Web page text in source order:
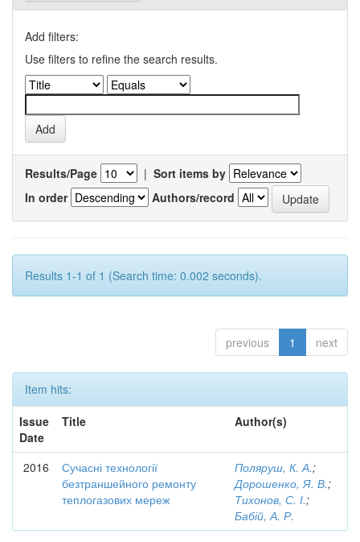
Add filters:
Use filters to refine the search results.
Results/Page | Sort items by
In order
Authors/record
Results 1-1 of 1 (Search time: 0.002 seconds).
previous 1 next
Item hits:
Issue
Date
Title Author(s)
2016
Сучасні технології
безтраншейного ремонту
теплогазових мереж
Поляруш, К. А.;
Дорошенко, Я. В.;
Тихонов, С. І.;
Бабій, А. Р.